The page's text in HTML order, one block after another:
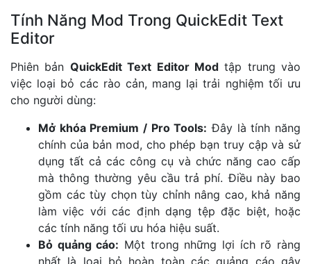
Tính Năng Mod Trong QuickEdit Text
Editor
Phiên bản QuickEdit Text Editor Modtập trung vào
việc loại bỏ các rào cản, mang lại trải nghiệm tối ưu
cho người dùng:
Mở khóa Premium / Pro Tools: Đây là tính năng
chính của bản mod, cho phép bạn truy cập và sử
dụng tất cả các công cụ và chức năng cao cấp
mà thông thường yêu cầu trả phí. Điều này bao
gồm các tùy chọn tùy chỉnh nâng cao, khả năng
làm việc với các định dạng tệp đặc biệt, hoặc
các tính năng tối ưu hóa hiệu suất.
Bỏ quảng cáo: Một trong những lợi ích rõ ràng
nhất là loại bỏ hoàn toàn các quảng cáo gây